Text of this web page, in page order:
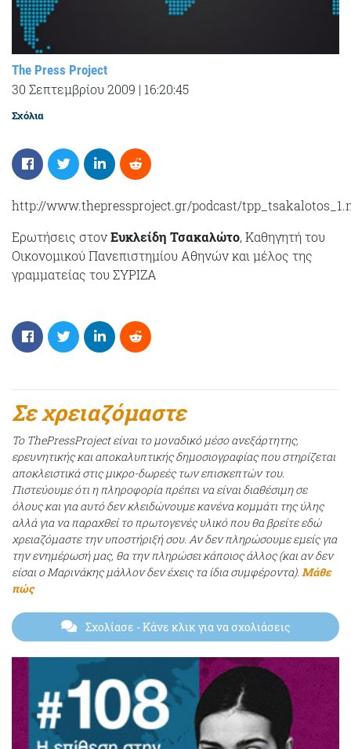
The Press Project
30 Σεπτεμβρίου 2009 | 16:20:45
Σχόλια
http://www.thepressproject.gr/podcast/
Ερωτήσεις στονΕυκλείδη Τσακαλώτο, Καθηγητή του
Οικονομικού Πανεπιστημίου Αθηνών και μέλος της
γραμματείας του ΣΥΡΙΖΑ
Σε χρειαζόμαστε
Το ThePressProject είναι το μοναδικό μέσο ανεξάρτητης,
ερευνητικής και αποκαλυπτικής δημοσιογραφίας που στηρίζεται
αποκλειστικά στις μικρο-δωρεές των επισκεπτών του.
Πιστεύουμε ότι η πληροφορία πρέπει να είναι διαθέσιμη σε
όλους και για αυτό δεν κλειδώνουμε κανένα κομμάτι της ύλης
αλλά για να παραχθεί το πρωτογενές υλικό που θα βρείτε εδώ
χρειαζόμαστε την υποστήριξή σου. Αν δεν πληρώσουμε εμείς για
την ενημέρωσή μας, θα την πληρώσει κάποιος άλλος (και αν δεν
είσαι ο Μαρινάκης μάλλον δεν έχεις τα ίδια συμφέροντα). Μάθε
πώς
Σχολίασε - Κάνε κλικ για να σχολιάσεις